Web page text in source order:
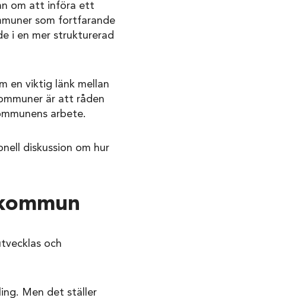
om att införa ett
som fortfarande
i en mer strukturerad
en viktig länk mellan
är att råden
arbete.
diskussion om hur
och
Men det ställer